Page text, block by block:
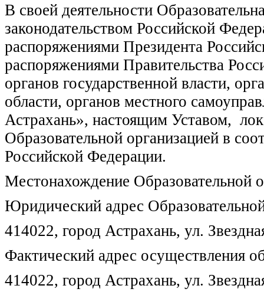
В своей деятельности
законодательством Российской
распоряжениями Президента
распоряжениями Правительства
органов государственной власти,
области, органов местного
Астрахань», настоящим Уставом,
Образовательной организацией в
Российской Федерации.
Местонахождение Образовательной
Юридический адрес
414022, город Астрахань, ул.
Фактический адрес осуществления
414022, город Астрахань, ул.